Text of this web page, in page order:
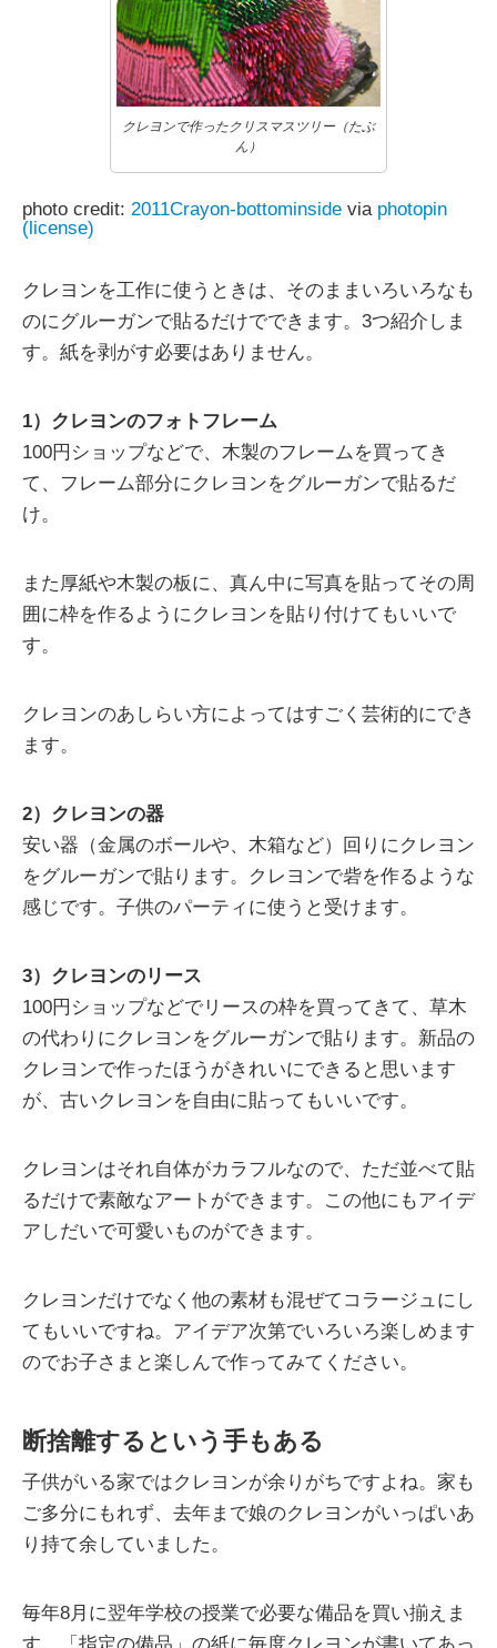
クレヨンで作ったクリスマスツリー（たぶ
ん）
photo credit: 2011Crayon-bottominside via photopin
(license)
クレヨンを工作に使うときは、そのままいろいろなも
のにグルーガンで貼るだけでできます。3つ紹介しま
す。紙を剥がす必要はありません。
1）クレヨンのフォトフレーム
100円ショップなどで、木製のフレームを買ってき
て、フレーム部分にクレヨンをグルーガンで貼るだ
け。
また厚紙や木製の板に、真ん中に写真を貼ってその周
囲に枠を作るようにクレヨンを貼り付けてもいいで
す。
クレヨンのあしらい方によってはすごく芸術的にでき
ます。
2）クレヨンの器
安い器（金属のボールや、木箱など）回りにクレヨン
をグルーガンで貼ります。クレヨンで砦を作るような
感じです。子供のパーティに使うと受けます。
3）クレヨンのリース
100円ショップなどでリースの枠を買ってきて、草木
の代わりにクレヨンをグルーガンで貼ります。新品の
クレヨンで作ったほうがきれいにできると思います
が、古いクレヨンを自由に貼ってもいいです。
クレヨンはそれ自体がカラフルなので、ただ並べて貼
るだけで素敵なアートができます。この他にもアイデ
アしだいで可愛いものができます。
クレヨンだけでなく他の素材も混ぜてコラージュにし
てもいいですね。アイデア次第でいろいろ楽しめます
のでお子さまと楽しんで作ってみてください。
断捨離するという手もある
子供がいる家ではクレヨンが余りがちですよね。家も
ご多分にもれず、去年まで娘のクレヨンがいっぱいあ
り持て余していました。
毎年8月に翌年学校の授業で必要な備品を買い揃えま